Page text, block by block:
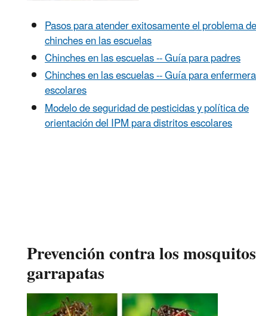
Pasos para atender exitosamente el problema
chinches en las escuelas
Chinches en las escuelas -- Guía para padres
Chinches en las escuelas -- Guía para
escolares
Modelo de seguridad de pesticidas y política de
orientación del IPM para distritos escolares
Prevención contra los
garrapatas